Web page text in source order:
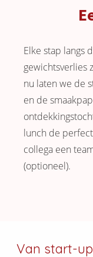
Elke stap langs
gewichtsverlies
nu laten we de
en de
lunch de
collega een
(optioneel).
Van start-